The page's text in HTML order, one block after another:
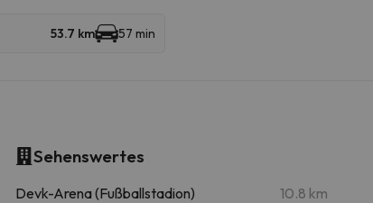
53.7 km 57 min
Sehenswertes
Devk-Arena (Fußballstadion) 10.8 km